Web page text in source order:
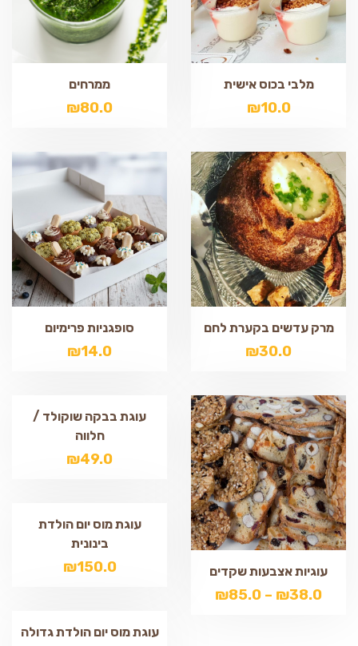
מלבי בכוס אישית
₪10.0
ממרחים
₪80.0
מרק עדשים בקערת לחם
₪30.0
סופגניות פרימיום
₪14.0
עוגיות אצבעות שקדים
₪38.0
–
₪85.0
עוגת בבקה שוקולד /
חלווה
₪49.0
עוגת מוס יום הולדת
בינונית
₪150.0
עוגת מוס יום הולדת גדולה